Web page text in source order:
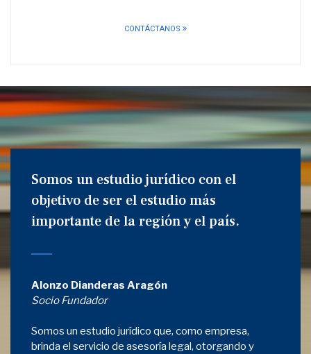
CONTÁCTANOS
Somos un estudio jurídico con el
objetivo de ser el estudio más
importante de la región y el país.
Alonzo Dianderas Aragón
Socio Fundador
Somos un estudio jurídico que, como empresa,
brinda el servicio de asesoría legal, otorgando y